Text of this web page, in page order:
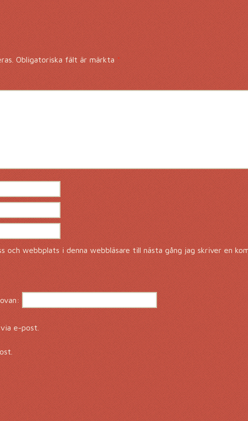
Obligatoriska fält är märkta *
och webbplats i denna webbläsare till nästa gång jag skriver en
e-post.